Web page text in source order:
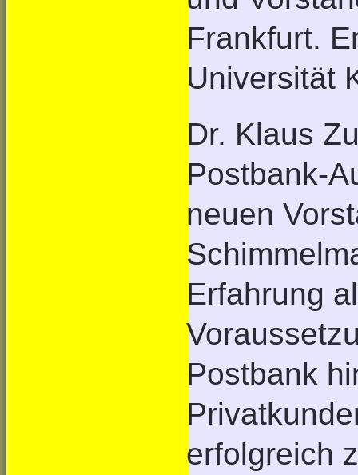
Frankfurt.
Universität
Dr. Klaus
Postbank-
neuen
Erfahrung
Postbank
erfolgreich